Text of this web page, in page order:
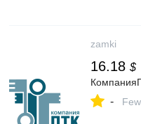
zamki
16.18 $
-